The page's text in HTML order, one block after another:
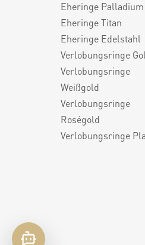
Eheringe Palladium
Eheringe Titan
Eheringe Edelstahl
Verlobungsringe
Verlobungsringe
Weißgold
Verlobungsringe
Roségold
Verlobungsringe